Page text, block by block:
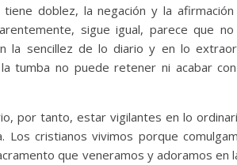
doblez, la negación y la
sigue igual, parece que
la sencillez de lo diario y en lo
tumba no puede retener ni acabar
por tanto, estar vigilantes en lo
Los cristianos vivimos porque
que veneramos y adoramos